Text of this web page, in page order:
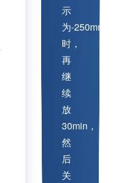
示
为-250mm
时，
再
继
续
放
30min，
然
后
关